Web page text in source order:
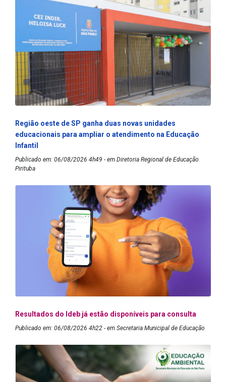
Região oeste de SP ganha duas novas unidades
educacionais para ampliar o atendimento na Educação
Infantil
Publicado em: 06/08/2026 4h49 - em Diretoria Regional de Educação
Pirituba
Resultados do Ideb já estão disponíveis para consulta
Publicado em: 06/08/2026 4h22 - em Secretaria Municipal de Educação